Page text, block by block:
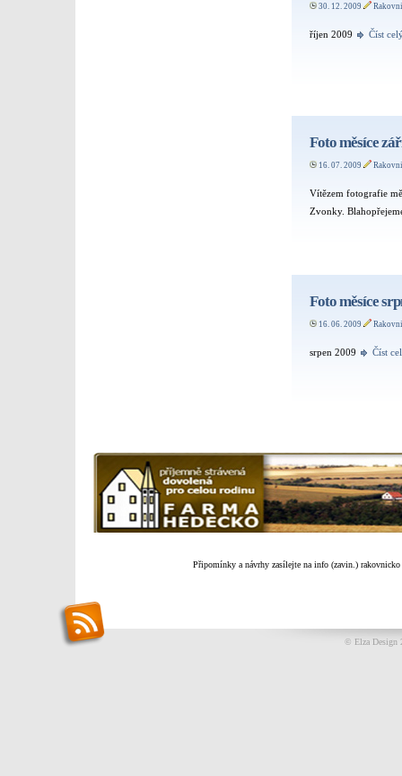
30. 12. 2009
říjen 2009 Číst
Foto měsíce
16. 07. 2009
Vítězem fotografie
Zvonky.
Foto měsíce
16. 06. 2009
srpen 2009 Číst
Připomínky a návrhy zasílejte na info (zavin.) rakovnicko
© Elza Design